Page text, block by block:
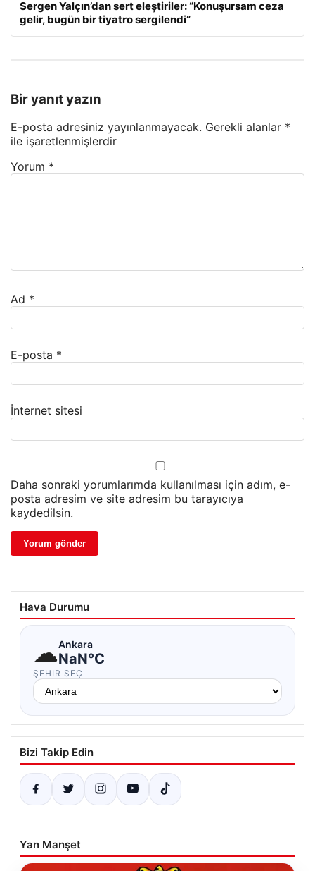
Sergen Yalçın’dan sert eleştiriler: “Konuşursam ceza
gelir, bugün bir tiyatro sergilendi”
Bir yanıt yazın
E-posta adresiniz yayınlanmayacak. Gerekli alanlar *
ile işaretlenmişlerdir
Yorum *
Ad *
E-posta *
İnternet sitesi
Daha sonraki yorumlarımda kullanılması için adım, e-
posta adresim ve site adresim bu tarayıcıya
kaydedilsin.
Hava Durumu
☁Ankara
NaN°C
ŞEHIR SEÇ
Bizi Takip Edin
Yan Manşet